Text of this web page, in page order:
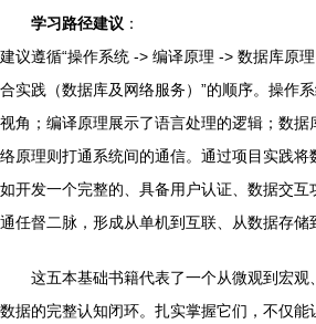
学习路径建议 ：
建议遵循“操作系统 -> 编译原理 -> 数据库原
合实践（数据库及网络服务）”的顺序。操作
视角；编译原理展示了语言处理的逻辑；数据
络原理则打通系统间的通信。通过项目实践将
如开发一个完整的、具备用户认证、数据交
通任督二脉，形成从单机到互联、从数据存储
这五本基础书籍代表了一个从微观到宏观
数据的完整认知闭环。扎实掌握它们，不仅